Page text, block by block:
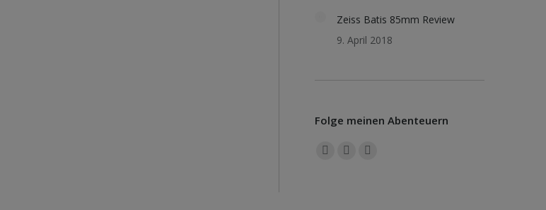
Zeiss Batis 85mm Review
9. April 2018
Folge meinen Abenteuern
Finden Sie uns auf:
Facebook
X
YouTube